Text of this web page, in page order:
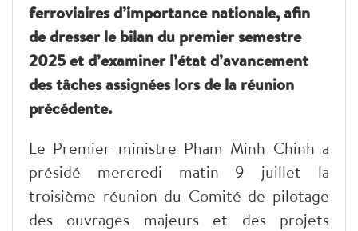
ferroviaires d’importance nationale, afin
de dresser le bilan du premier semestre
2025 et d’examiner l’état d’avancement
des tâches assignées lors de la réunion
précédente.
Le Premier ministre Pham Minh Chinh a
présidé mercredi matin 9 juillet la
troisième réunion du Comité de pilotage
des ouvrages majeurs et des projets